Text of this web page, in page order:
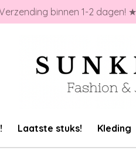
binnen 1-2 dagen!
Laatste stuks! Kleding